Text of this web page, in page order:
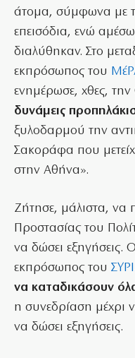
άτομα, σύμφωνα με
επεισόδια, ενώ
διαλύθηκαν. Στο
εκπρόσωπος του
ενημέρωσε, χθες, την
δυνάμεις
ξυλοδαρμού την
Σακοράφα που
στην Αθήνα».
Ζήτησε, μάλιστα, να
Προστασίας του
να δώσει εξηγήσεις.
εκπρόσωπος του
να καταδικάσουν
η συνεδρίαση μέχρι
να δώσει εξηγήσεις.